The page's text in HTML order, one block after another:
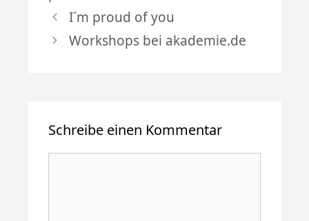
I´m proud of you
Workshops bei akademie.de
Schreibe einen Kommentar